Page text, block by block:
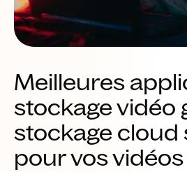
Meilleures
stockage vidéo
stockage cloud
pour vos